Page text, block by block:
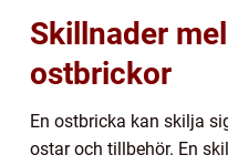
Skillnader
ostbrickor
En ostbricka kan skilja
ostar och tillbehör. En